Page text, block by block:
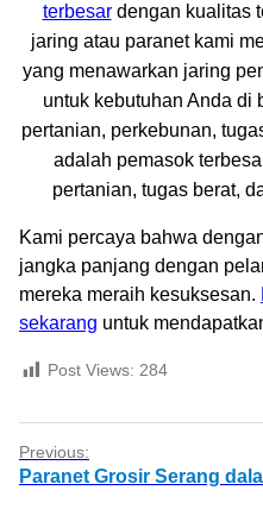
terbesardengan kualitas
jaring atau paranet kami
yang menawarkan jaring
untuk kebutuhan Anda di
pertanian, perkebunan,
adalah pemasok
pertanian, tugas berat,
Kami percaya bahwa
jangka panjang dengan
mereka meraih kesuksesan.
sekarang untuk
Post Views: 284
Previous:
Paranet Grosir Serang